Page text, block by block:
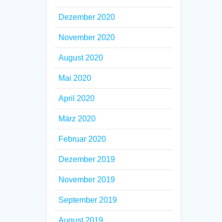
Dezember 2020
November 2020
August 2020
Mai 2020
April 2020
März 2020
Februar 2020
Dezember 2019
November 2019
September 2019